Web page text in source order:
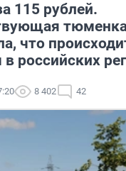
115 рублей.
что
российских
8 402 42